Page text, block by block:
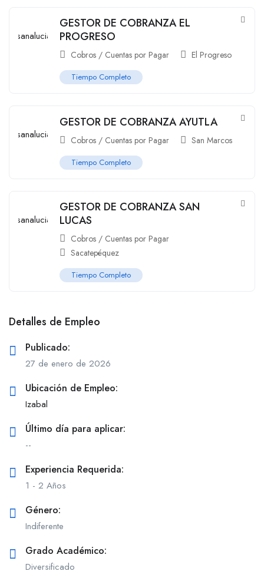
GESTOR DE COBRANZA EL
PROGRESO
Cobros / Cuentas por Pagar El Progreso
Tiempo Completo
GESTOR DE COBRANZA AYUTLA
Cobros / Cuentas por Pagar San Marcos
Tiempo Completo
GESTOR DE COBRANZA SAN
LUCAS
Cobros / Cuentas por Pagar
Sacatepéquez
Tiempo Completo
Detalles de Empleo
Publicado:
27 de enero de 2026
Ubicación de Empleo:
Izabal
Último día para aplicar:
--
Experiencia Requerida:
1 - 2 Años
Género:
Indiferente
Grado Académico:
Diversificado